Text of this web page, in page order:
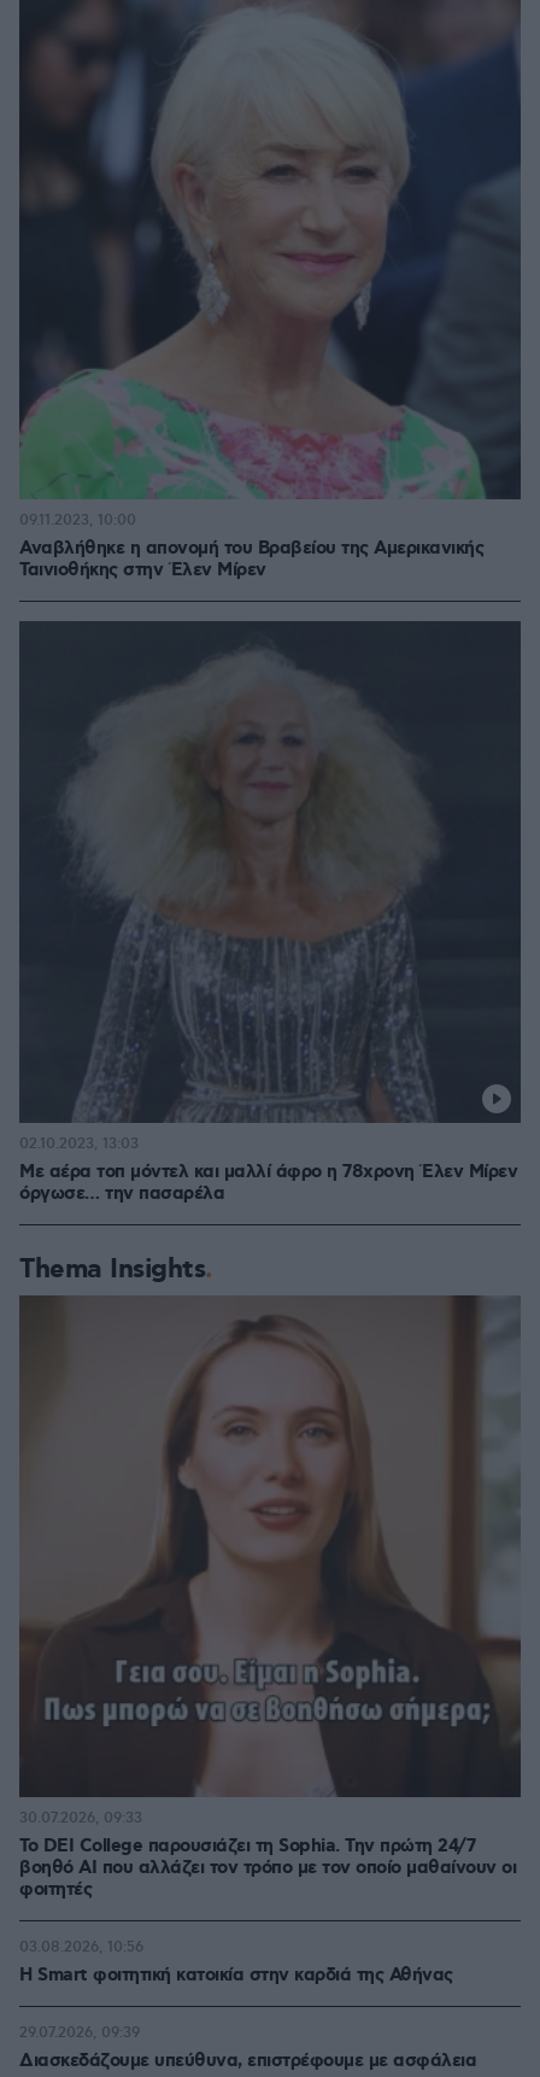
Αναβλήθηκε η απονομή του Βραβείου της Αμερικανικής
Ταινιοθήκης στην Έλεν Μίρεν
09.11.2023, 10:00
Με αέρα τοπ μόντελ και μαλλί άφρο η 78χρονη Έλεν Μίρεν
όργωσε… την πασαρέλα
02.10.2023, 13:03
Thema Insights
Το DEI College παρουσιάζει τη Sophia. Την πρώτη 24/7
βοηθό AI που αλλάζει τον τρόπο με τον οποίο μαθαίνουν οι
φοιτητές
30.07.2026, 09:33
Η Smart φοιτητική κατοικία στην καρδιά της Αθήνας
03.08.2026, 10:56
Διασκεδάζουμε υπεύθυνα, επιστρέφουμε με ασφάλεια
29.07.2026, 09:39